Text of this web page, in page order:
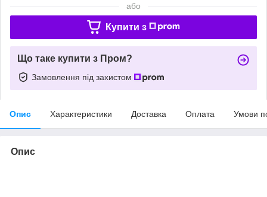
або
Купити з
Що таке купити з Пром?
Замовлення під захистом
Опис Характеристики Доставка Оплата Умови
Опис